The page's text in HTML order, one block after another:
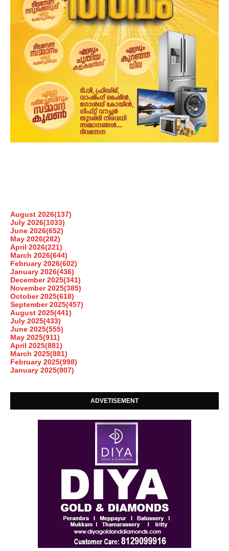
August 2026(137)
July 2026(1033)
June 2026(652)
May 2026(282)
April 2026(221)
March 2026(644)
February 2026(602)
January 2026(436)
December 2025(341)
November 2025(385)
October 2025(618)
September 2025(457)
August 2025(441)
July 2025(433)
June 2025(555)
May 2025(911)
April 2025(881)
March 2025(881)
February 2025(998)
January 2025(807)
ADVETISEMENT